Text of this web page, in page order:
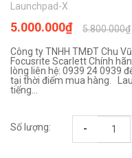
Launchpad-X
5.800.000₫
5.000.000₫
Công ty TNHH TMĐT Chu
Focusrite Scarlett Chính
lòng liên hệ: 0939 24 0939
tại thời điểm mua hàng.
tiếng...
Số lượng: -